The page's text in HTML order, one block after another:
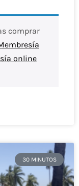
comprar
online
30 MINUTOS